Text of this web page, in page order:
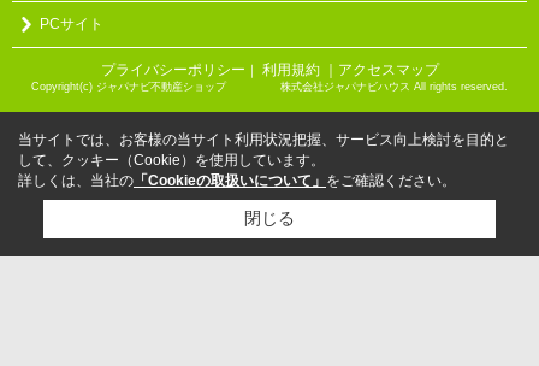
PCサイト
プライバシーポリシー ｜ 利用規約 ｜アクセスマップ
Copyright(c) ジャパナビ不動産ショップ 株式会社ジャパナビハウス All rights reserved.
当サイトでは、お客様の当サイト利用状況把握、サービス向上検討を目的と
して、クッキー（Cookie）を使用しています。
詳しくは、当社の 「Cookieの取扱いについて」 をご確認ください。
閉じる